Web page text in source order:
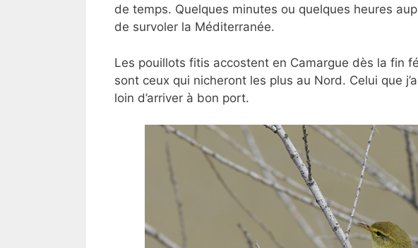
de temps. Quelques minutes ou quelques heures
de survoler la Méditerranée.
Les pouillots fitis accostent en Camargue dès la fin
sont ceux qui nicheront les plus au Nord. Celui que
loin d’arriver à bon port.